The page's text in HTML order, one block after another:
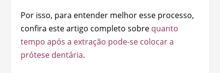
Por isso, para entender melhor esse processo,
confira este artigo completo sobre quanto
tempo após a extração pode-se colocar a
prótese dentária.